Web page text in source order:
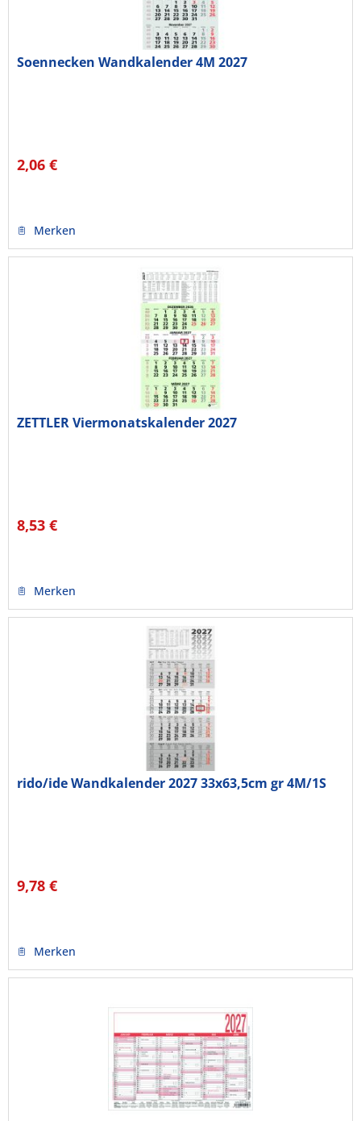
Soennecken Wandkalender 4M 2027
2,06 €
Merken
ZETTLER Viermonatskalender 2027
8,53 €
Merken
rido/ide Wandkalender 2027 33x63,5cm gr 4M/1S
9,78 €
Merken